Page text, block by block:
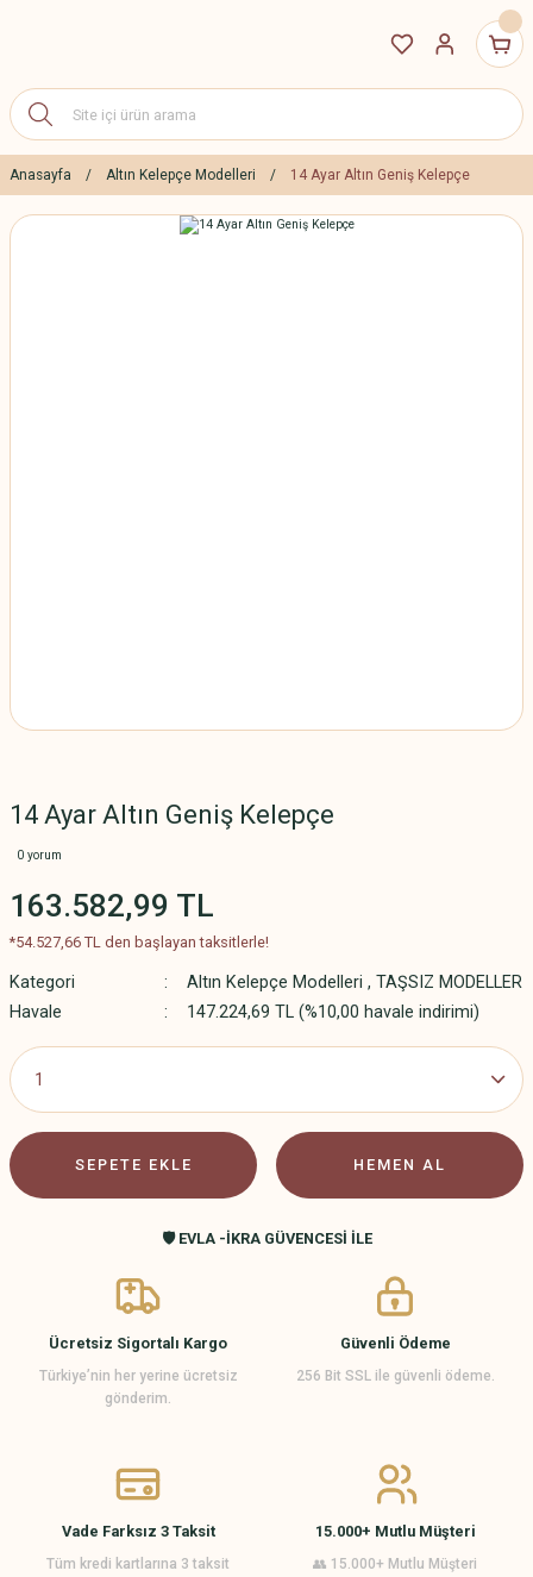
Anasayfa Altın Kelepçe Modelleri 14 Ayar Altın Geniş Kelepçe
14 Ayar Altın Geniş Kelepçe
0 yorum
163.582,99 TL
*54.527,66 TL den başlayan taksitlerle!
Kategori Altın Kelepçe Modelleri , TAŞSIZ MODELLER
Havale
147.224,69 TL (%10,00 havale indirimi)
SEPETE EKLE HEMEN AL
🛡️ EVLA -İKRA GÜVENCESİ İLE
Ücretsiz Sigortalı Kargo
Türkiye’nin her yerine ücretsiz
gönderim.
Güvenli Ödeme
256 Bit SSL ile güvenli ödeme.
Vade Farksız 3 Taksit
Tüm kredi kartlarına 3 taksit
15.000+ Mutlu Müşteri
👥 15.000+ Mutlu Müşteri